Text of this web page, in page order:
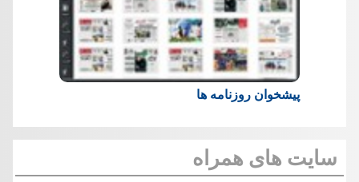
پیشخوان روزنامه ها
سایت های همراه